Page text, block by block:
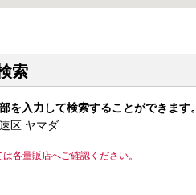
索
を入力して検索することができます。
区 ヤマダ
各量販店へご確認ください。